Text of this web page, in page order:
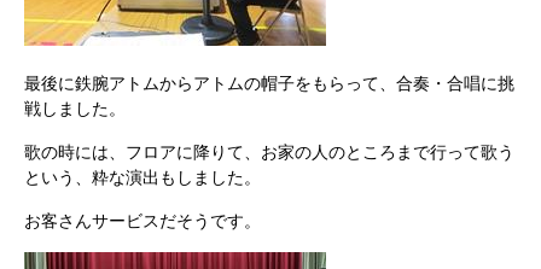
最後に鉄腕アトムからアトムの帽子をもらって、合奏・合唱に挑
戦しました。
歌の時には、フロアに降りて、お家の人のところまで行って歌う
という、粋な演出もしました。
お客さんサービスだそうです。